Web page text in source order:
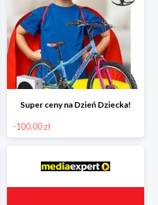
Super ceny na Dzień Dziecka!
-100.00 zł